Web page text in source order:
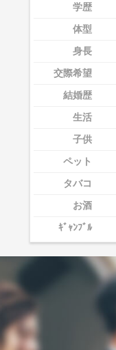
学歴
体型
身長
交際希望
結婚歴
生活
子供
ペット
タバコ
お酒
ｷﾞｬﾝﾌﾞﾙ